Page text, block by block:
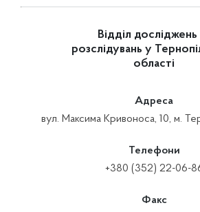
Відділ досліджень
розслідувань у
області
Адреса
вул. Максима Кривоноса, 10, м.
Телефони
+380 (352) 22-06-
Факс